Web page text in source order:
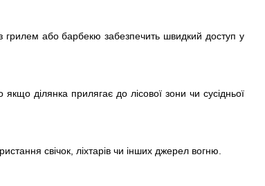
грилем або барбекю забезпечить швидкий доступ у
ділянка прилягає до лісової зони чи сусідньої
свічок, ліхтарів чи інших джерел вогню.